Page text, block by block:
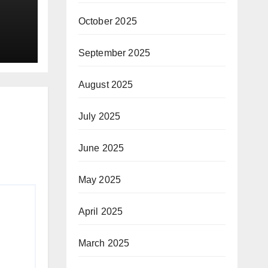
October 2025
September 2025
August 2025
July 2025
June 2025
May 2025
April 2025
March 2025